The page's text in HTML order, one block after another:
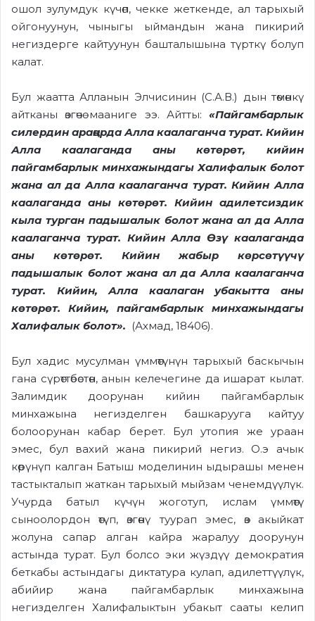
ошол зулумдук күчөп, чекке жеткенде, ал тарыхый
ойгонуунун, чыныгы ыймандын жана пикирий
негиздерге кайтуунун башталышына түрткү болуп
калат.
Бул жаатта Алланын Элчисинин (С.А.В.) дын төмөнкү
айтканы өзгөчө мааниге ээ. Айтты: «Пайгамбарлык
силердин араңарда Алла каалаганча турат. Кийин
Алла каалаганда аны
көтөрөт, кийин
пайгамбарлык минхажындагы Халифалык болот
жана ал да Алла каалаганча турат. Кийин Алла
каалаганда аны көтөрөт. Кийин адилетсиздик
кыла турган падышалык болот жана ал да Алла
каалаганча турат. Кийин Алла Өзү каалаганда
аны көтөрөт. Кийин жабыр көрсөтүүчү
падышалык болот жана ал да Алла каалаганча
турат. Кийин, Алла каалаган убакытта аны
көтөрөт. Кийин, пайгамбарлык минхажындагы
Халифалык болот». (Ахмад, 18406).
Бул хадис мусулман үммөтүнүн тарыхый баскычын
гана сүрөттөбөстөн, анын келечегине да ишарат кылат.
Залимдик доорунан кийин пайгамбарлык
минхажына негизделген башкарууга кайтуу
болоорунан кабар берет. Бул утопия же ураан
эмес, бул вахий жана пикирий негиз. О.э ачык
көрүнүп калган Батыш моделинин ыдырашы менен
тастыкталып жаткан тарыхый мыйзам ченемдүүлүк.
Учурда батыл күчүн жоготуп, ислам үммөтү
сыноолордон өтүп, өзгөнү туурап эмес, өз акыйкат
жолуна сапар алган кайра жаралуу доорунун
астында турат. Бул болсо эки жүздүү демократия
беткабы астындагы диктатура кулап, адилеттүүлүк,
абийир жана пайгамбарлык минхажына
негизделген Халифалыктын убакыт сааты келип